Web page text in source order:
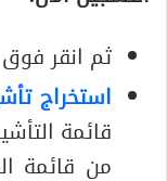
ثم انقر فوق
استخراج
قائمة
من قائمة